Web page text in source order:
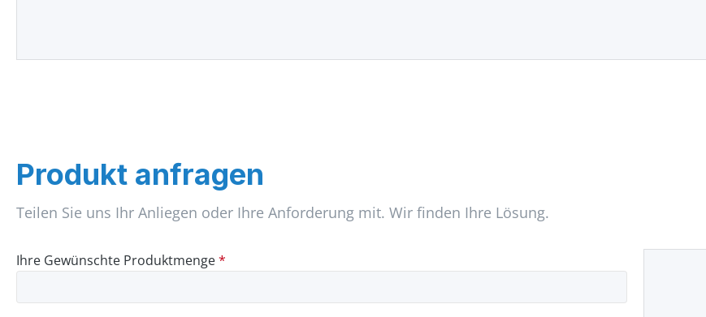
Produkt anfragen
Teilen Sie uns Ihr Anliegen oder Ihre Anforderung mit. Wir finden Ihre Lösung.
Ihre Gewünschte Produktmenge*